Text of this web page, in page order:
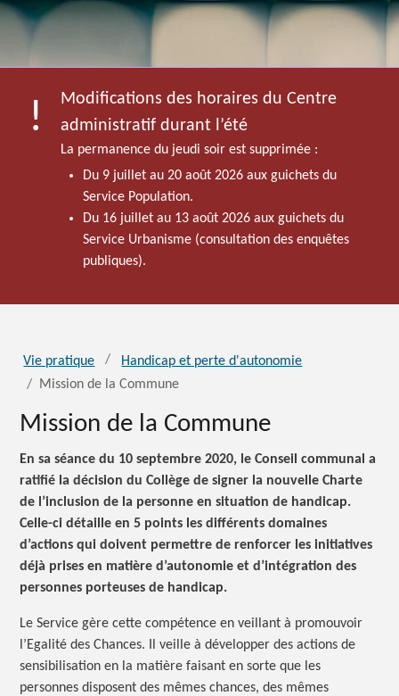
Modifications des horaires du Centre
administratif durant l’été
La permanence du jeudi soir est supprimée :
Du 9 juillet au 20 août 2026 aux guichets du
Service Population.
Du 16 juillet au 13 août 2026 aux guichets du
Service Urbanisme (consultation des enquêtes
publiques).
Vie pratique
Handicap et perte d'autonomie
Mission de la Commune
Mission de la Commune
En sa séance du 10 septembre 2020, le Conseil communal a
ratifié la décision du Collège de signer la nouvelle Charte
de l’inclusion de la personne en situation de handicap.
Celle-ci détaille en 5 points les différents domaines
d’actions qui doivent permettre de renforcer les initiatives
déjà prises en matière d’autonomie et d’intégration des
personnes porteuses de handicap.
Le Service gère cette compétence en veillant à promouvoir
l’Egalité des Chances. Il veille à développer des actions de
sensibilisation en la matière faisant en sorte que les
personnes disposent des mêmes chances, des mêmes